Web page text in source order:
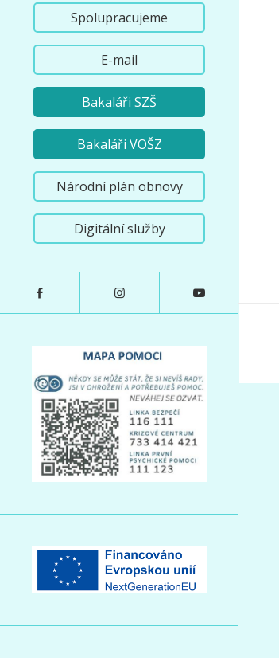
Spolupracujeme
E-mail
Bakaláři SZŠ
Bakaláři VOŠZ
Národní plán obnovy
Digitální služby